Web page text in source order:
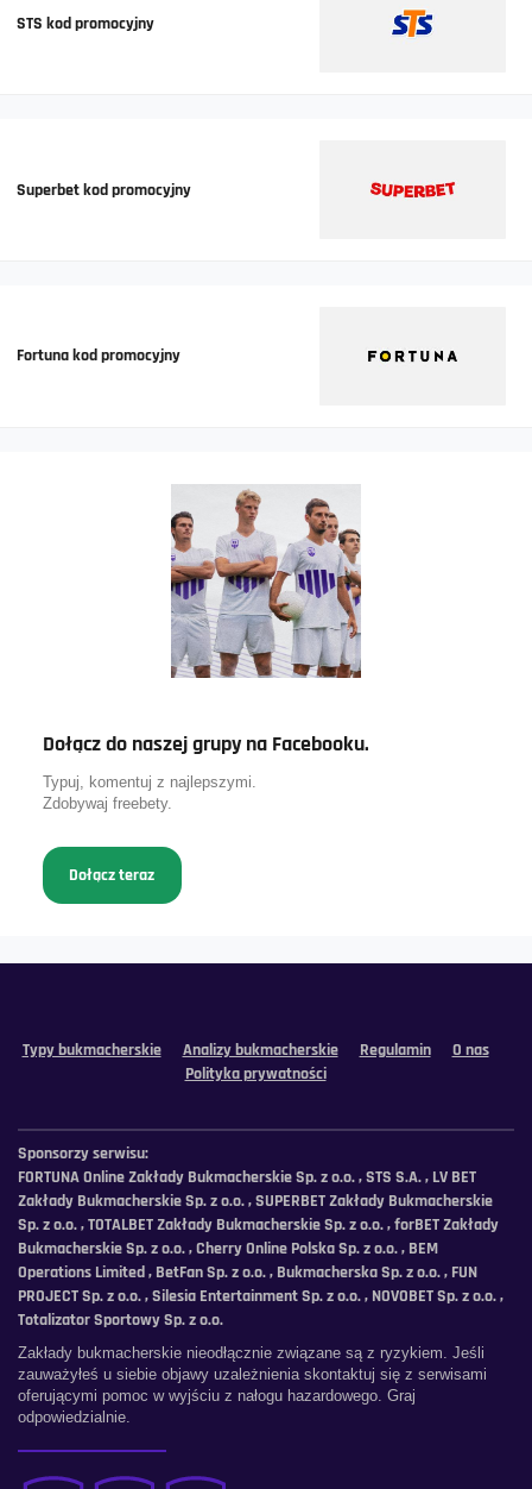
STS kod promocyjny
Superbet kod promocyjny
Fortuna kod promocyjny
Dołącz do naszej grupy na Facebooku.
Typuj, komentuj z najlepszymi.
Zdobywaj freebety.
Dołącz teraz
Zakłady bukmacherskie nieodłącznie związane są z ryzykiem. Jeśli
zauważyłeś u siebie objawy uzależnienia skontaktuj się z serwisami
oferującymi pomoc w wyjściu z nałogu hazardowego. Graj
odpowiedzialnie.
Typy bukmacherskie Analizy bukmacherskie Regulamin
O nas
Polityka prywatności
Sponsorzy serwisu:
FORTUNA Online Zakłady Bukmacherskie Sp. z o.o. , STS S.A. , LV BET
Zakłady Bukmacherskie Sp. z o.o. , SUPERBET Zakłady Bukmacherskie
Sp. z o.o. , TOTALBET Zakłady Bukmacherskie Sp. z o.o. , forBET Zakłady
Bukmacherskie Sp. z o.o. , Cherry Online Polska Sp. z o.o. , BEM
Operations Limited , BetFan Sp. z o.o. , Bukmacherska Sp. z o.o. , FUN
PROJECT Sp. z o.o. , Silesia Entertainment Sp. z o.o. , NOVOBET Sp. z o.o. ,
Totalizator Sportowy Sp. z o.o.